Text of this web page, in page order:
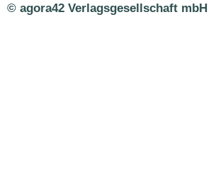
© agora42 Verlagsgesellschaft mbH